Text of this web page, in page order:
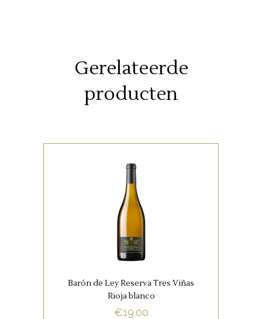
Gerelateerde
producten
SPAANSE FAVORIETEN
WITTE WIJNEN
Complex en krachtig met
kweepeer, limoen, honing ,
kruiden en amandel!
BUY NOW
Barón de Ley Reserva Tres Viñas
Rioja blanco
€19.00